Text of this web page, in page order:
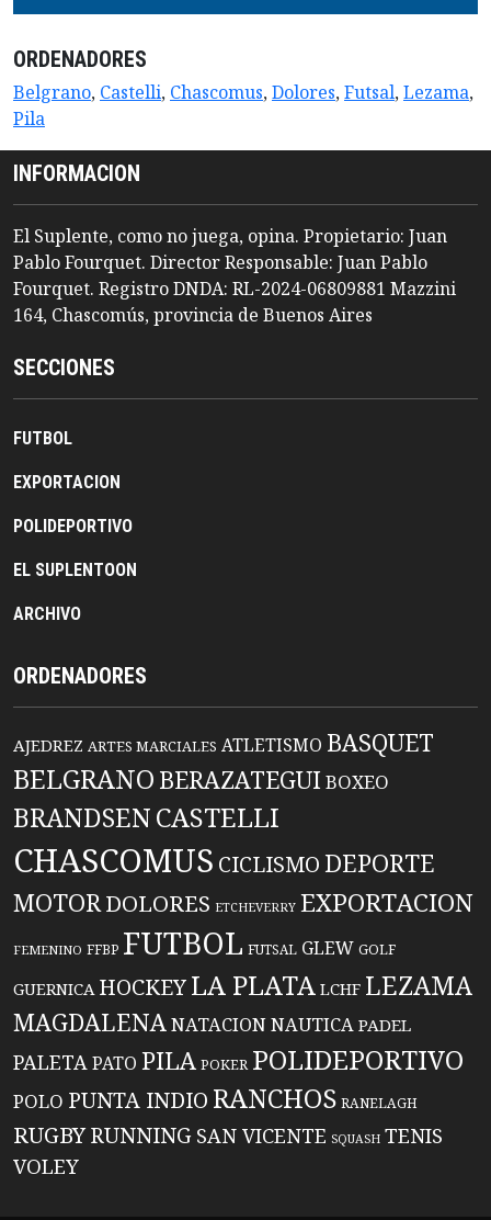
ORDENADORES
Belgrano, Castelli, Chascomus,Dolores,Futsal,Lezama,
Pila
INFORMACION
El Suplente, como no juega, opina. Propietario: Juan
Pablo Fourquet. Director Responsable: Juan Pablo
Fourquet. Registro DNDA: RL-2024-06809881 Mazzini
164, Chascomús, provincia de Buenos Aires
SECCIONES
FUTBOL
EXPORTACION
POLIDEPORTIVO
EL SUPLENTOON
ARCHIVO
ORDENADORES
AJEDREZ ARTES MARCIALES ATLETISMO BASQUET
BELGRANO BERAZATEGUIBOXEO
BRANDSENCASTELLI
CHASCOMUS CICLISMO DEPORTE
MOTORDOLORES ETCHEVERRY EXPORTACION
FEMENINO FFBP FUTBOL FUTSAL GLEW GOLF
GUERNICA HOCKEYLA PLATA LCHF LEZAMA
MAGDALENANATACIONNAUTICA PADEL
PALETAPATO PILA POKER POLIDEPORTIVO
POLO PUNTA INDIO RANCHOS RANELAGH
RUGBYRUNNING SAN VICENTE SQUASH TENIS
VOLEY